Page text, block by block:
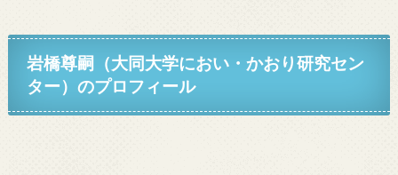
岩橋尊嗣（大同大学におい・かおり研究セン
ター）のプロフィール